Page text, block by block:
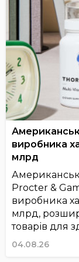
виробника
млрд
Procter &
виробника
млрд,
товарів для
04.08.26